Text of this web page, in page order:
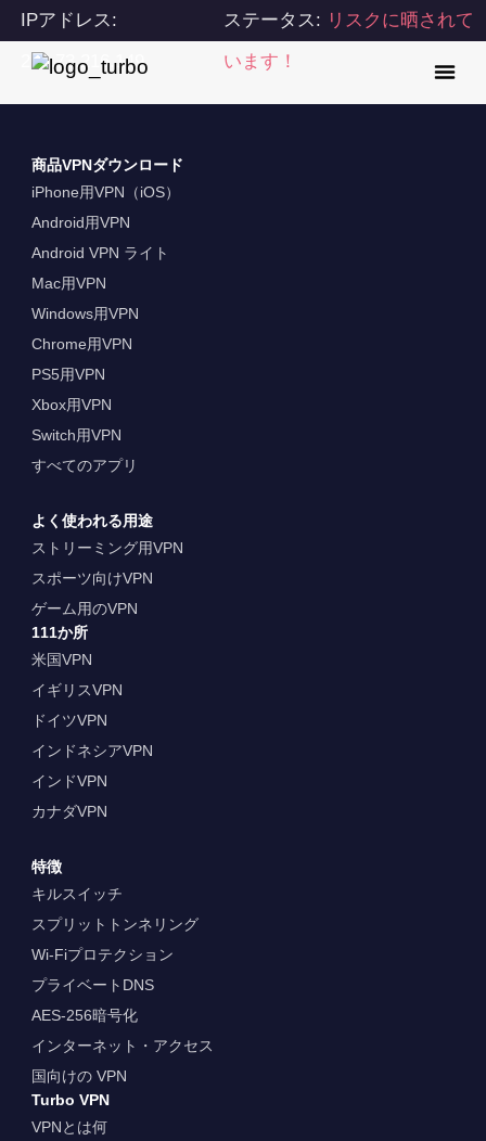
IPアドレス:
216.73.216.149
ステータス: リスクに晒されて
います！
商品VPNダウンロード
iPhone用VPN（iOS）
Android用VPN
Android VPN ライト
Mac用VPN
Windows用VPN
Chrome用VPN
PS5用VPN
Xbox用VPN
Switch用VPN
すべてのアプリ
よく使われる用途
ストリーミング用VPN
スポーツ向けVPN
ゲーム用のVPN
111か所
米国VPN
イギリスVPN
ドイツVPN
インドネシアVPN
インドVPN
カナダVPN
特徴
キルスイッチ
スプリットトンネリング
Wi-Fiプロテクション
プライベートDNS
AES-256暗号化
インターネット・アクセス
国向けの VPN
Turbo VPN
VPNとは何